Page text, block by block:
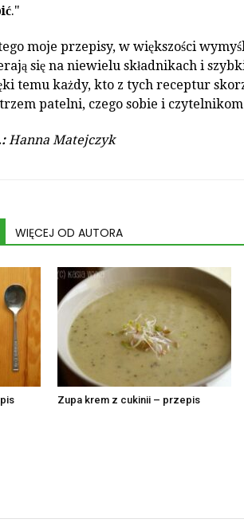
."
moje przepisy, w większości
się na niewielu składnikach i
temu każdy, kto z tych receptur
patelni, czego sobie i czytelnikom
Hanna Matejczyk
WIĘCEJ OD AUTORA
Zupa krem z cukinii – przepis